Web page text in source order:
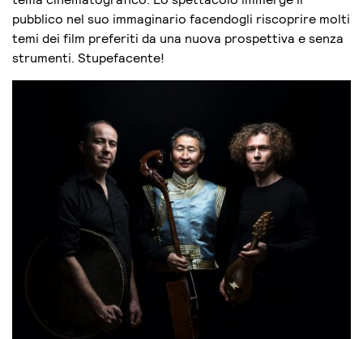
pubblico nel suo immaginario facendogli riscoprire molti
temi dei film preferiti da una nuova prospettiva e senza
strumenti. Stupefacente!